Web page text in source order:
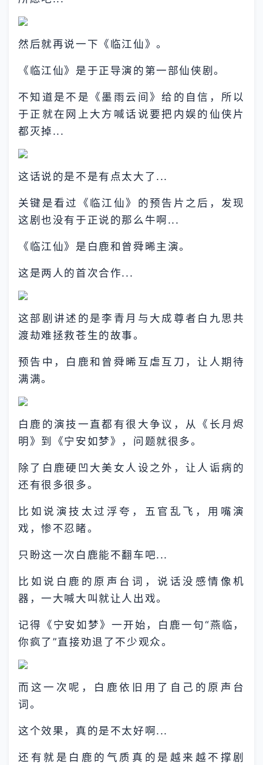
然后就再说一下《临江仙》。
《临江仙》是于正导演的第一部仙侠剧。
不知道是不是《墨雨云间》给的自信，所以
于正就在网上大方喊话说要把内娱的仙侠片
都灭掉...
这话说的是不是有点太大了...
关键是看过《临江仙》的预告片之后，发现
这剧也没有于正说的那么牛啊...
《临江仙》是白鹿和曾舜晞主演。
这是两人的首次合作...
这部剧讲述的是李青月与大成尊者白九思共
渡劫难拯救苍生的故事。
预告中，白鹿和曾舜晞互虐互刀，让人期待
满满。
白鹿的演技一直都有很大争议，从《长月烬
明》到《宁安如梦》，问题就很多。
除了白鹿硬凹大美女人设之外，让人诟病的
还有很多很多。
比如说演技太过浮夸，五官乱飞，用嘴演
戏，惨不忍睹。
只盼这一次白鹿能不翻车吧...
比如说白鹿的原声台词，说话没感情像机
器，一大喊大叫就让人出戏。
记得《宁安如梦》一开始，白鹿一句“燕临，
你疯了”直接劝退了不少观众。
而这一次呢，白鹿依旧用了自己的原声台
词。
这个效果，真的是不太好啊...
还有就是白鹿的气质真的是越来越不撑剧